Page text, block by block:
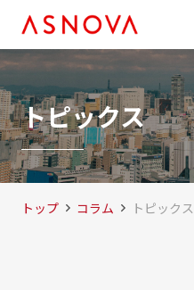
トピックス
トップ コラム トピックス